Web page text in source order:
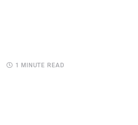
1 MINUTE READ